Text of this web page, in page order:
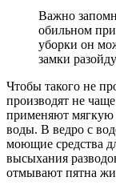
Важно
обильном
уборки он
замки
Чтобы такого не
производят не
применяют мягкую
воды. В ведро с
моющие средства
высыхания
отмывают пятна